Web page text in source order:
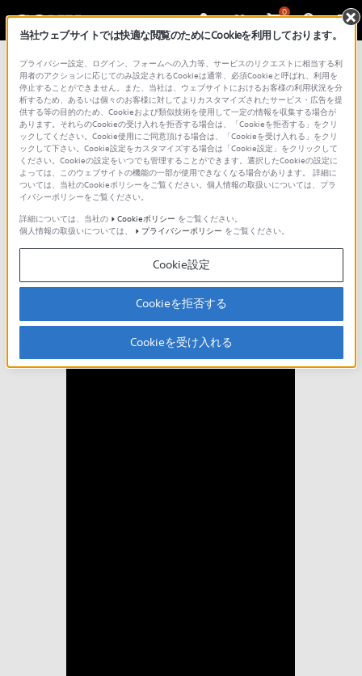
0
ワイヤレスヘッドホン | バッテリー切れ
を防ぐ方法
ヘッドホンを使いたいときに、バッテリー切れで使えないと不便で
す。
バッテリー切れを防ぐポイントをまとめましたのでご参考にしてくだ
当社ウェブサイトでは快適な閲覧のためにCookieを利用しております。
プライバシー設定、ログイン、フォームへの入力等、サービスのリクエストに相当する利
用者のアクションに応じてのみ設定されるCookieは通常、必須Cookieと呼ばれ、利用を
停止することができません。また、当社は、ウェブサイトにおけるお客様の利用状況を分
析するため、あるいは個々のお客様に対してよりカスタマイズされたサービス・広告を提
供する等の目的のため、Cookieおよび類似技術を使用して一定の情報を収集する場合が
あります。それらのCookieの受け入れを拒否する場合は、「Cookieを拒否する」をクリ
ックしてください。Cookie使用にご同意頂ける場合は、「Cookieを受け入れる」をクリ
ックして下さい。Cookie設定をカスタマイズする場合は「Cookie設定」をクリックして
ください。Cookieの設定をいつでも管理することができます。選択したCookieの設定に
よっては、このウェブサイトの機能の一部が使用できなくなる場合があります。 詳細に
ついては、当社のCookieポリシーをご覧ください。個人情報の取扱いについては、プラ
イバシーポリシーをご覧ください。
詳細については、当社の
Cookieポリシー をご覧ください。
個人情報の取扱いについては、
プライバシーポリシー をご覧ください。
Cookie設定
Cookieを拒否する
Cookieを受け入れる